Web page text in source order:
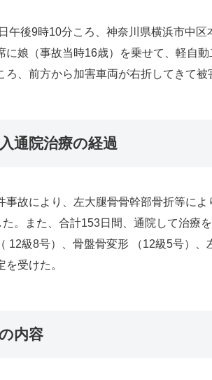
午後9時10分ころ、神奈川県横浜市中
に娘（事故当時16歳）を乗せて、軽自
ろ、前方から加害車両が右折してきて被
通院治療の経過
事故により、左大腿骨骨幹部骨折等に
。また、合計153日間、通院して治療を
12級8号）、骨盤骨変形 （12級5号）
受けた。
内容